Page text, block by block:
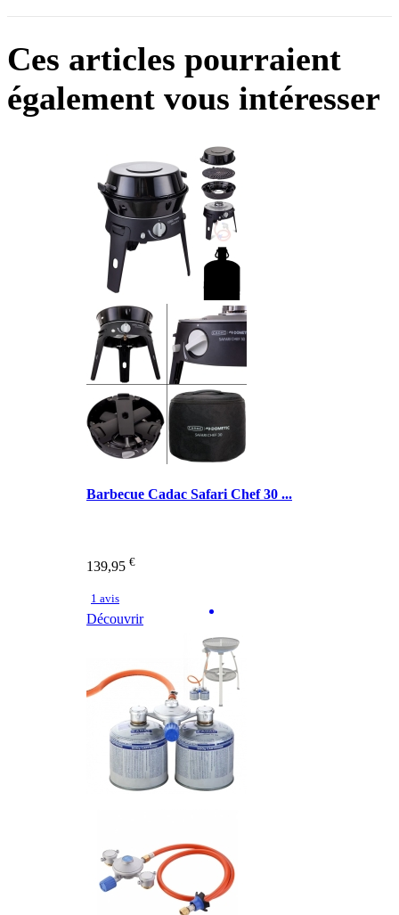
Ces articles pourraient
également vous intéresser
Barbecue Cadac Safari Chef 30 ...
139,95 €
1 avis
Découvrir